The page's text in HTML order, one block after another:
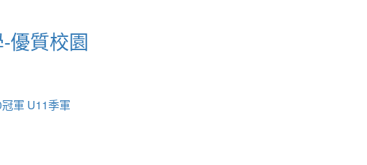
優質校園
軍 U11季軍